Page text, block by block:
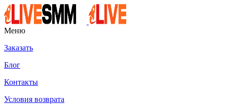
Меню
Заказать
Блог
Контакты
Условия возврата